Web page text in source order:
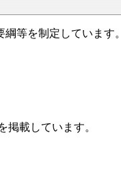
等を制定しています。
載しています。